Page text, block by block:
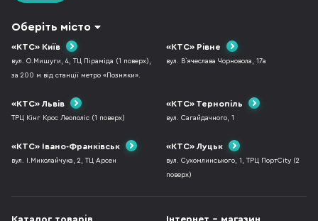
Оберіть місто
«КТС» Київ
вул. О.Мишуги, 4, ТЦ Піраміда (1 поверх),
за 200 м від станції метро «Позняки».
«КТС» Рівне
вул. В`ячеслава Чорновола, 17а
«КТС» Львів
ТРЦ Кінг Крос Леополіс (1 поверх)
«КТС» Тернопіль
вул. Сагайдачного, 1
«КТС» Івано-Франківськ
вул. І.Миколайчука, 2, ТЦ Арсен
«КТС» Луцьк
вул. Сухомлинського, 1, ТРЦ ПортCity (2
поверх)